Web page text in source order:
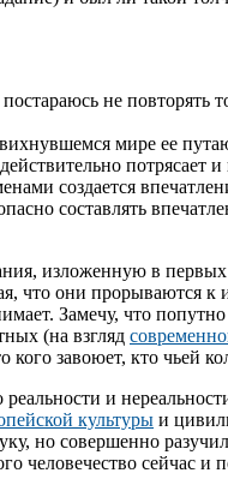
не повторять
мире ее
создается
составлять
изложенную в
что они
Замечу, что
(на взгляд
завоюет, кто чьей
и
культуры и
но совершенно
человечество сейчас и